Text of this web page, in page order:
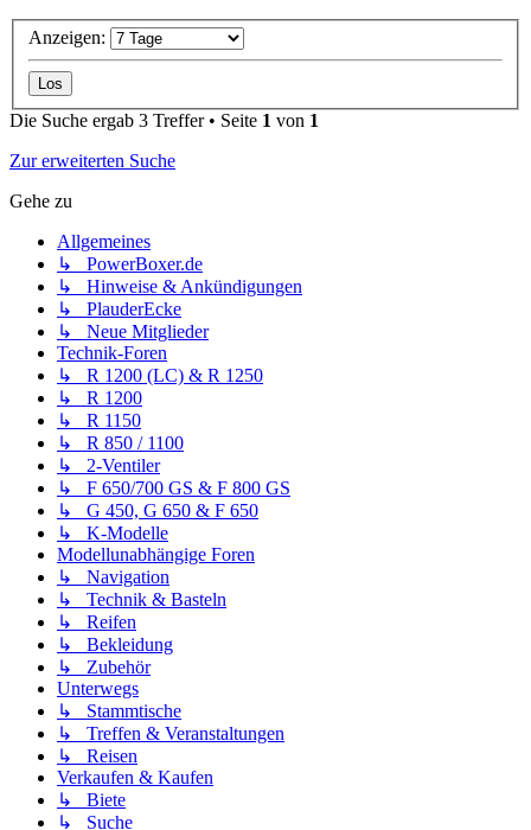
Anzeigen:
Die Suche ergab 3 Treffer • Seite 1 von 1
Zur erweiterten Suche
Gehe zu
Allgemeines
↳ PowerBoxer.de
↳ Hinweise & Ankündigungen
↳ PlauderEcke
↳ Neue Mitglieder
Technik-Foren
↳ R 1200 (LC) & R 1250
↳ R 1200
↳ R 1150
↳ R 850 / 1100
↳ 2-Ventiler
↳ F 650/700 GS & F 800 GS
↳ G 450, G 650 & F 650
↳ K-Modelle
Modellunabhängige Foren
↳ Navigation
↳ Technik & Basteln
↳ Reifen
↳ Bekleidung
↳ Zubehör
Unterwegs
↳ Stammtische
↳ Treffen & Veranstaltungen
↳ Reisen
Verkaufen & Kaufen
↳ Biete
↳ Suche